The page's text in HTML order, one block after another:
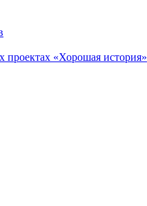
проектах «Хорошая история»